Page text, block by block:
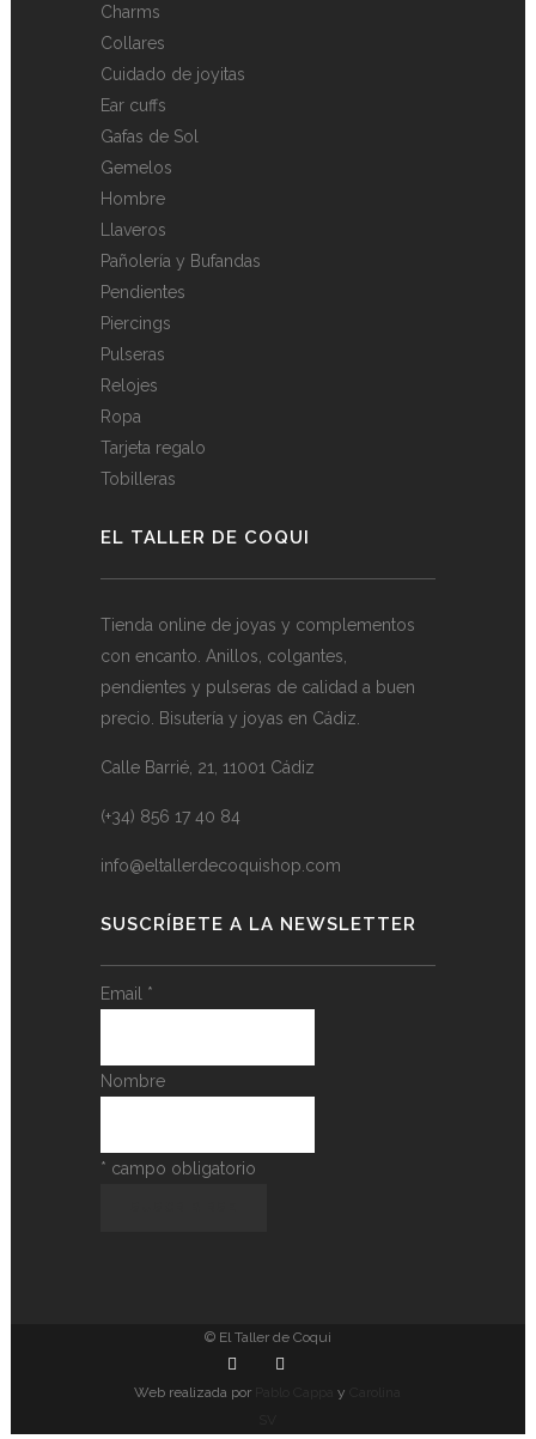
Charms
Collares
Cuidado de joyitas
Ear cuffs
Gafas de Sol
Gemelos
Hombre
Llaveros
Pañolería y Bufandas
Pendientes
Piercings
Pulseras
Relojes
Ropa
Tarjeta regalo
Tobilleras
EL TALLER DE COQUI
Tienda online de joyas y complementos
con encanto. Anillos, colgantes,
pendientes y pulseras de calidad a buen
precio. Bisutería y joyas en Cádiz.
Calle Barrié, 21, 11001 Cádiz
(+34) 856 17 40 84
info@eltallerdecoquishop.com
SUSCRÍBETE A LA NEWSLETTER
Email *
Nombre
* campo obligatorio
© El Taller de Coqui
Web realizada por y